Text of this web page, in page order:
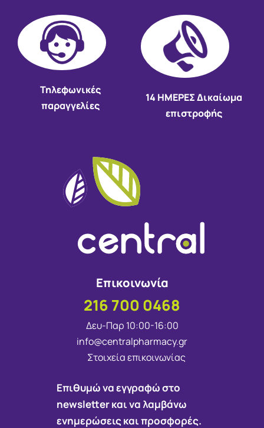
Τηλεφωνικές
παραγγελίες
14 HMEΡΕΣ Δικαίωμα
επιστροφής
Επικοινωνία
216 700 0468
Δευ-Παρ 10:00-16:00
info@centralpharmacy.gr
Στοιχεία επικοινωνίας
Επιθυμώ να εγγραφώ στο
newsletter και να λαμβάνω
ενημερώσεις και προσφορές.